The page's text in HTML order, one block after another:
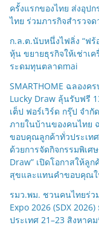
ครั้งแรกของไทย ส่งอุป
ไทย ร่วมภารกิจสำรวจ
ก.ล.ต.นับหนึ่งไฟลิ่ง “ฟร้
หุ้น ขยายธุรกิจให้เช่าเ
ระดมทุนตลาดmai
SMARTHOME ฉลอง
Lucky Draw ลุ้นรับฟรี
เต็ป ฟอร์เวิร์ด กรุ๊ป จำกั
ภายในบ้านของคนไทย
ขอบคุณลูกค้าทั่วประเท
ด้วยการจัดกิจกรรมพิเศ
Draw” เปิดโอกาสให้ลู
สุขและแทนคำขอบคุณใ
รมว.พม. ชวนคนไทยร่ว
Expo 2026 (SDX
ประเทศ 21–23 สิงหา